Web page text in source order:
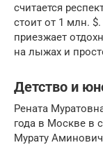
считается
стоит от 1 млн.
приезжает
на лыжах и
Детство и
Рената
года в Москве в
Мурату